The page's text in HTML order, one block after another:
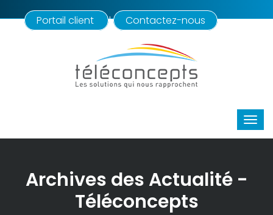
Portail client | Contactez-nous
Archives des Actualité -
Téléconcepts